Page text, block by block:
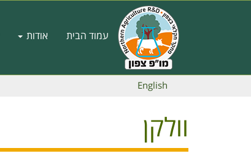
Main
navigation
עמוד הבית אודות
English
וולקן